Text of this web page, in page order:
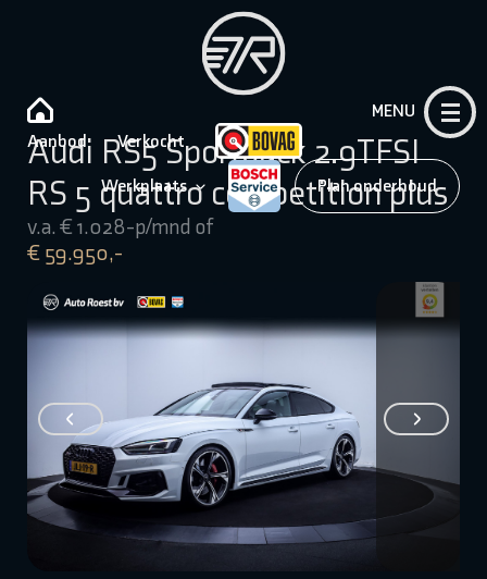
Aanbod Verkocht
Werkplaats Plan onderhoud
MENU
Audi RS5 Sportback 2.9TFSI
RS 5 quattro competition plus
v.a. € 1.028-p/mnd of
€ 59.950,-